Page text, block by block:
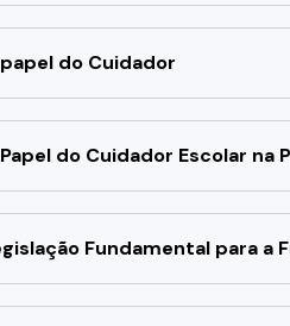
do Cuidador
do Cuidador Escolar na
Fundamental para a